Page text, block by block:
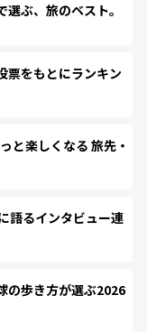
ぶ、旅のベスト。
をもとにランキン
楽しくなる 旅先・
語るインタビュー連
の歩き方が選ぶ2026